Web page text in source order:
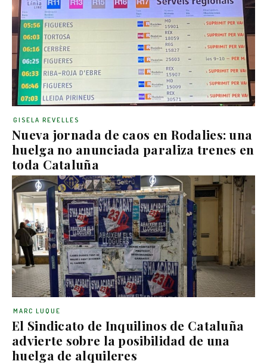
Nueva jornada de caos en Rodalies: una
huelga no anunciada paraliza trenes en
toda Cataluña
GISELA REVELLES
El Sindicato de Inquilinos de Cataluña
advierte sobre la posibilidad de una
huelga de alquileres
MARC LUQUE